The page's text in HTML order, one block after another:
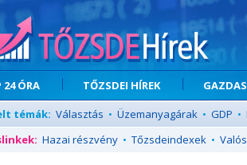
24 ÓRA TŐZSDEI HÍREK
témák: Választás • Üzemanyagárak • GDP •
Hazai részvény • Tőzsdeindexek •